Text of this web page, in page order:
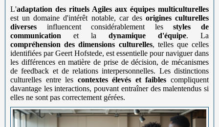
L'adaptation des rituels Agiles aux équipes multiculturelles
est un domaine d'intérêt notable, car des origines culturelles
diverses influencent considérablement lesstyles de
communication et la dynamique d'équipe. La
compréhension des dimensions culturelles, telles que celles
identifiées par Geert Hofstede, est essentielle pour naviguer dans
les différences en matière de prise de décision, de mécanismes
de feedback et de relations interpersonnelles. Les distinctions
culturelles entre les contextes élevés et faibles compliquent
davantage les interactions, pouvant entraîner des malentendus si
elles ne sont pas correctement gérées.